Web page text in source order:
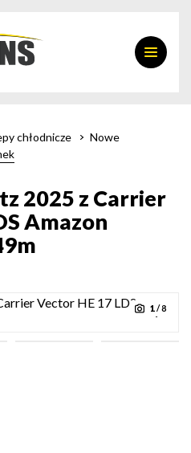
chłodnicze
Nowe
2025 z Carrier
Amazon
1/8